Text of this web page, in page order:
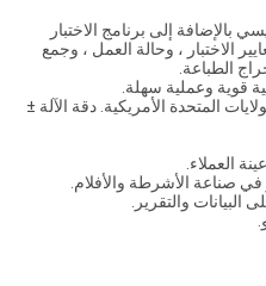
بالإضافة إلى برنامج الاختبار
الاختبار ، وحالة العمل ، وجمع
الطباعة.
المتحدة الأمريكية. دقة الآلة ±